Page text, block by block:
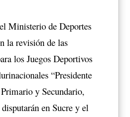
Ministerio de Deportes
la revisión de las
los Juegos Deportivos
“Presidente
y Secundario,
disputarán en Sucre y el